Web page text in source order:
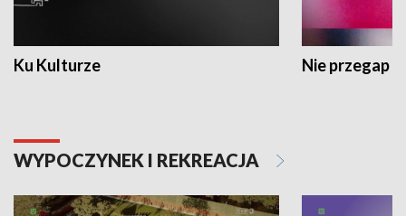
Ku Kulturze Nie przegap
WYPOCZYNEK I REKREACJA